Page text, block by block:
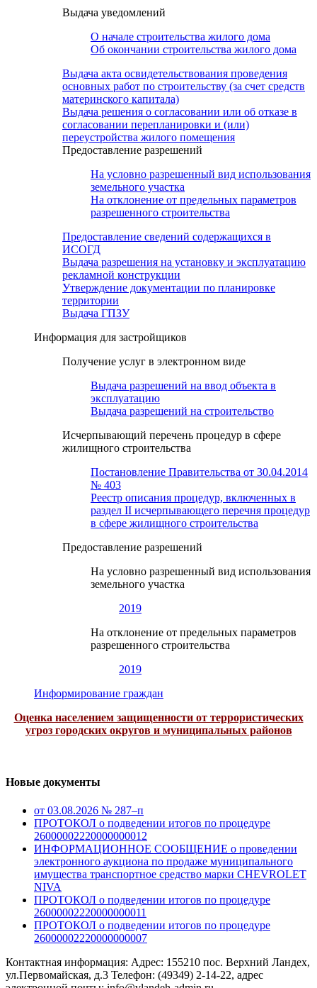
Выдача уведомлений
О начале строительства жилого дома
Об окончании строительства жилого дома
Выдача акта освидетельствования проведения
основных работ по строительству (за счет средств
материнского капитала)
Выдача решения о согласовании или об отказе в
согласовании перепланировки и (или)
переустройства жилого помещения
Предоставление разрешений
На условно разрешенный вид использования
земельного участка
На отклонение от предельных параметров
разрешенного строительства
Предоставление сведений содержащихся в
ИСОГД
Выдача разрешения на установку и эксплуатацию
рекламной конструкции
Утверждение документации по планировке
территории
Выдача ГПЗУ
Информация для застройщиков
Получение услуг в электронном виде
Выдача разрешений на ввод объекта в
эксплуатацию
Выдача разрешений на строительство
Исчерпывающий перечень процедур в сфере
жилищного строительства
Постановление Правительства от 30.04.2014
№ 403
Реестр описания процедур, включенных в
раздел II исчерпывающего перечня процедур
в сфере жилищного строительства
Предоставление разрешений
На условно разрешенный вид использования
земельного участка
2019
На отклонение от предельных параметров
разрешенного строительства
2019
Информирование граждан
Оценка населением защищенности от террористических
угроз городских округов и муниципальных районов
Новые документы
от 03.08.2026 № 287–п
ПРОТОКОЛ о подведении итогов по процедуре
26000002220000000012
ИНФОРМАЦИОННОЕ СООБЩЕНИЕ о проведении
электронного аукциона по продаже муниципального
имущества транспортное средство марки CHEVROLET
NIVA
ПРОТОКОЛ о подведении итогов по процедуре
26000002220000000011
ПРОТОКОЛ о подведении итогов по процедуре
26000002220000000007
Контактная информация: Адрес: 155210 пос. Верхний Ландех,
ул.Первомайская, д.3 Телефон: (49349) 2-14-22, адрес